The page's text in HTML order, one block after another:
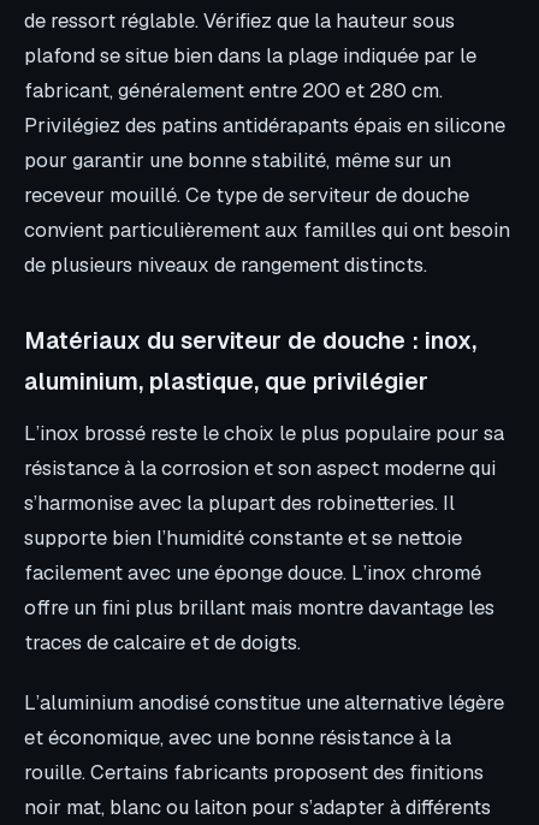
de ressort réglable. Vérifiez que la hauteur sous
plafond se situe bien dans la plage indiquée par le
fabricant, généralement entre 200 et 280 cm.
Privilégiez des patins antidérapants épais en silicone
pour garantir une bonne stabilité, même sur un
receveur mouillé. Ce type de serviteur de douche
convient particulièrement aux familles qui ont besoin
de plusieurs niveaux de rangement distincts.
Matériaux du serviteur de douche : inox,
aluminium, plastique, que privilégier
L’inox brossé reste le choix le plus populaire pour sa
résistance à la corrosion et son aspect moderne qui
s’harmonise avec la plupart des robinetteries. Il
supporte bien l’humidité constante et se nettoie
facilement avec une éponge douce. L’inox chromé
offre un fini plus brillant mais montre davantage les
traces de calcaire et de doigts.
L’aluminium anodisé constitue une alternative légère
et économique, avec une bonne résistance à la
rouille. Certains fabricants proposent des finitions
noir mat, blanc ou laiton pour s’adapter à différents